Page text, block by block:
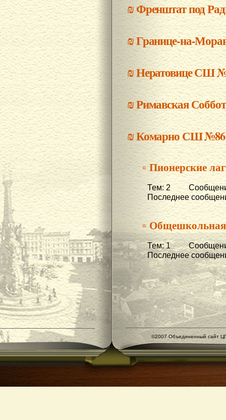
₪Френштат под
₪Границе-на-
₪Нератовице СШ
₪Римавская
₪Комарно СШ №86
▫ Пионерские
Тем: 2
Последнее
▫
Тем: 1
Последнее
©2007 Объединенный сайт